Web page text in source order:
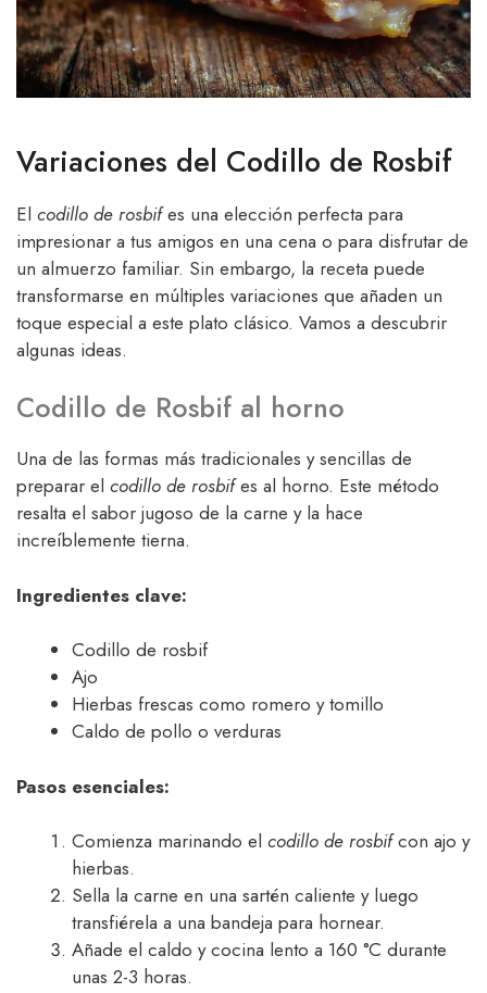
Variaciones del Codillo de Rosbif
El codillo de rosbifes una elección perfecta para
impresionar a tus amigos en una cena o para disfrutar de
un almuerzo familiar. Sin embargo, la receta puede
transformarse en múltiples variaciones que añaden un
toque especial a este plato clásico. Vamos a descubrir
algunas ideas.
Codillo de Rosbif al horno
Una de las formas más tradicionales y sencillas de
preparar el codillo de rosbifes al horno. Este método
resalta el sabor jugoso de la carne y la hace
increíblemente tierna.
Ingredientes clave:
Codillo de rosbif
Ajo
Hierbas frescas como romero y tomillo
Caldo de pollo o verduras
Pasos esenciales:
Comienza marinando el codillo de rosbifcon ajo y
hierbas.
Sella la carne en una sartén caliente y luego
transfiérela a una bandeja para hornear.
Añade el caldo y cocina lento a 160 °C durante
unas 2-3 horas.